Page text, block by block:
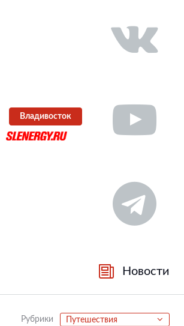
Владивосток
Новости
Рубрики Путешествия